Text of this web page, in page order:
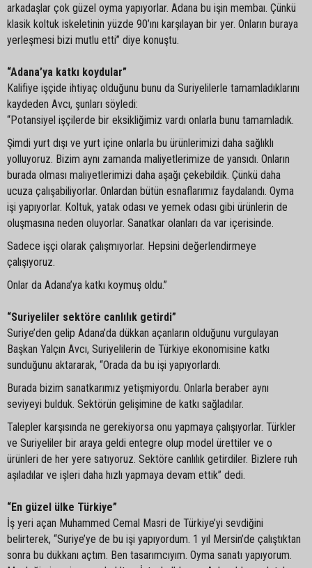
arkadaşlar çok güzel oyma yapıyorlar. Adana bu işin membaı. Çünkü
klasik koltuk iskeletinin yüzde 90’ını karşılayan bir yer. Onların buraya
yerleşmesi bizi mutlu etti” diye konuştu.
“Adana’ya katkı koydular”
Kalifiye işçide ihtiyaç olduğunu bunu da Suriyelilerle tamamladıklarını
kaydeden Avcı, şunları söyledi:
“Potansiyel işçilerde bir eksikliğimiz vardı onlarla bunu tamamladık.
Şimdi yurt dışı ve yurt içine onlarla bu ürünlerimizi daha sağlıklı
yolluyoruz. Bizim aynı zamanda maliyetlerimize de yansıdı. Onların
burada olması maliyetlerimizi daha aşağı çekebildik. Çünkü daha
ucuza çalışabiliyorlar. Onlardan bütün esnaflarımız faydalandı. Oyma
işi yapıyorlar. Koltuk, yatak odası ve yemek odası gibi ürünlerin de
oluşmasına neden oluyorlar. Sanatkar olanları da var içerisinde.
Sadece işçi olarak çalışmıyorlar. Hepsini değerlendirmeye
çalışıyoruz.
Onlar da Adana’ya katkı koymuş oldu.”
“Suriyeliler sektöre canlılık getirdi”
Suriye’den gelip Adana’da dükkan açanların olduğunu vurgulayan
Başkan Yalçın Avcı, Suriyelilerin de Türkiye ekonomisine katkı
sunduğunu aktararak, “Orada da bu işi yapıyorlardı.
Burada bizim sanatkarımız yetişmiyordu. Onlarla beraber aynı
seviyeyi bulduk. Sektörün gelişimine de katkı sağladılar.
Talepler karşısında ne gerekiyorsa onu yapmaya çalışıyorlar. Türkler
ve Suriyeliler bir araya geldi entegre olup model ürettiler ve o
ürünleri de her yere satıyoruz. Sektöre canlılık getirdiler. Bizlere ruh
aşıladılar ve işleri daha hızlı yapmaya devam ettik” dedi.
“En güzel ülke Türkiye”
İş yeri açan Muhammed Cemal Masri de Türkiye’yi sevdiğini
belirterek, “Suriye’ye de bu işi yapıyordum. 1 yıl Mersin’de çalıştıktan
sonra bu dükkanı açtım. Ben tasarımcıyım. Oyma sanatı yapıyorum.